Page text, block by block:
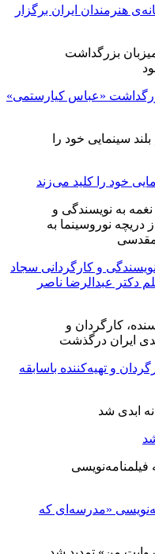
هنرمندان ایران برگزار
«عباس کیارستمی»
خود را کلید می‌زند
و کارگردانی سجاد
دکتر عبدالرضا ناصر
و تهیه‌کننده باسابقه
«مدرسه‌ای که